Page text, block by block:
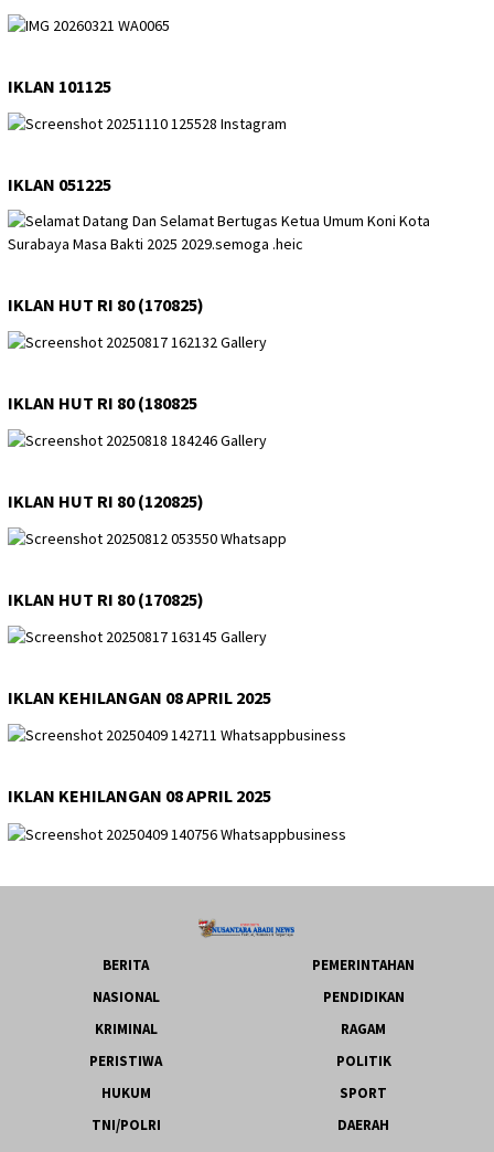
IKLAN 101125
IKLAN 051225
IKLAN HUT RI 80 (170825)
IKLAN HUT RI 80 (180825
IKLAN HUT RI 80 (120825)
IKLAN HUT RI 80 (170825)
IKLAN KEHILANGAN 08 APRIL 2025
IKLAN KEHILANGAN 08 APRIL 2025
BERITA
PEMERINTAHAN
NASIONAL
PENDIDIKAN
KRIMINAL
RAGAM
PERISTIWA
POLITIK
HUKUM
SPORT
TNI/POLRI
DAERAH